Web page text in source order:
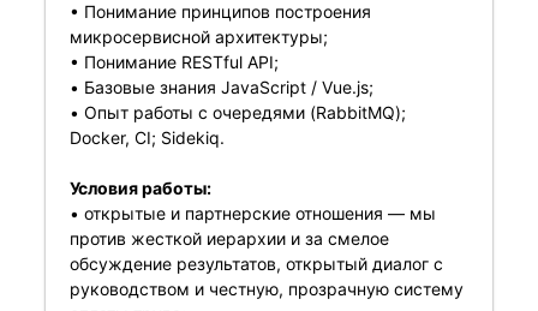
• Понимание принципов построения
микросервисной архитектуры;
• Понимание RESTful API;
• Базовые знания JavaScript / Vue.js;
• Опыт работы с очередями (RabbitMQ);
Docker, CI; Sidekiq.
Условия работы:
• открытые и партнерские отношения — мы
против жесткой иерархии и за смелое
обсуждение результатов, открытый диалог с
руководством и честную, прозрачную систему